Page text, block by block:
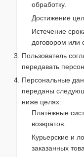
обработку.
Достижение
Истечение
договором или
Пользователь
передавать
Персональные
переданы
ниже целях:
Платёжные
возвратов.
Курьерские и
заказанных